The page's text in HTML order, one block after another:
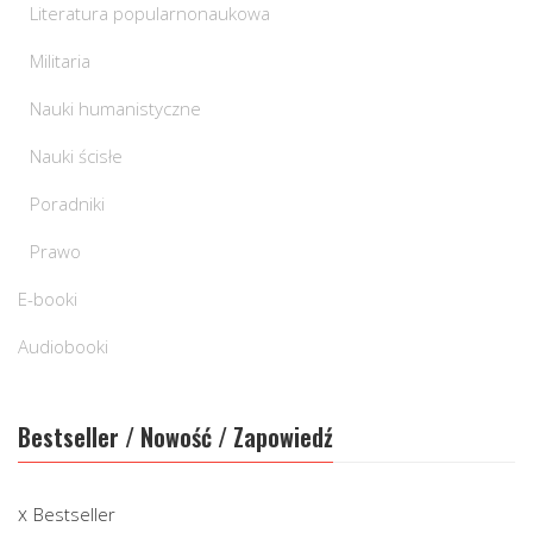
Literatura popularnonaukowa
Militaria
Nauki humanistyczne
Nauki ścisłe
Poradniki
Prawo
E-booki
Audiobooki
Bestseller / Nowość / Zapowiedź
Bestseller